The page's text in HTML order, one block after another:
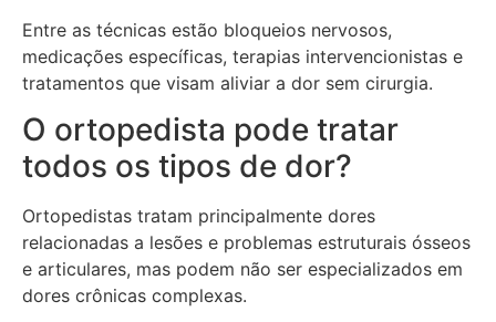
Entre as técnicas estão bloqueios nervosos,
medicações específicas, terapias intervencionistas e
tratamentos que visam aliviar a dor sem cirurgia.
O ortopedista pode tratar
todos os tipos de dor?
Ortopedistas tratam principalmente dores
relacionadas a lesões e problemas estruturais ósseos
e articulares, mas podem não ser especializados em
dores crônicas complexas.